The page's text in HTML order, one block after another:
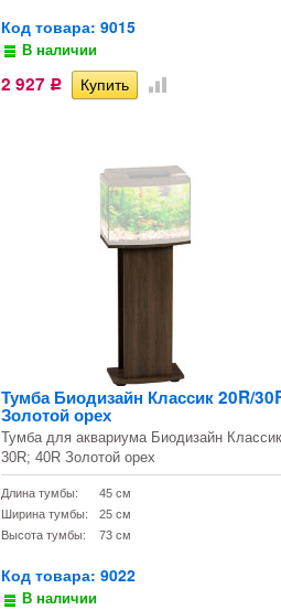
Код товара: 9015
В наличии
2 927 Р
Тумба Биодизайн Классик 20R/
Золотой орех
Тумба для аквариума Биодизайн
30R; 40R Золотой орех
Длина тумбы:
45 см
Ширина тумбы:
25 см
Высота тумбы:
73 см
Код товара: 9022
В наличии